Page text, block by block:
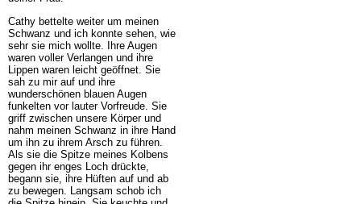
Cathy bettelte weiter um meinen
Schwanz und ich konnte sehen, wie
sehr sie mich wollte. Ihre Augen
waren voller Verlangen und ihre
Lippen waren leicht geöffnet. Sie
sah zu mir auf und ihre
wunderschönen blauen Augen
funkelten vor lauter Vorfreude. Sie
griff zwischen unsere Körper und
nahm meinen Schwanz in ihre Hand
um ihn zu ihrem Arsch zu führen.
Als sie die Spitze meines Kolbens
gegen ihr enges Loch drückte,
begann sie, ihre Hüften auf und ab
zu bewegen. Langsam schob ich